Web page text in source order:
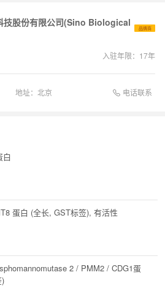
技股份有限公司(Sino Biological
品牌商
入驻年限： 17年
地址： 北京 电话联系
白
蛋白 (全长, GST标签), 有活性
2 / PMM2 / CDG1蛋